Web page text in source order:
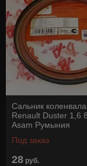
Сальник
Renault Duster 1,6
Asam Румыния
Под заказ
28 руб.